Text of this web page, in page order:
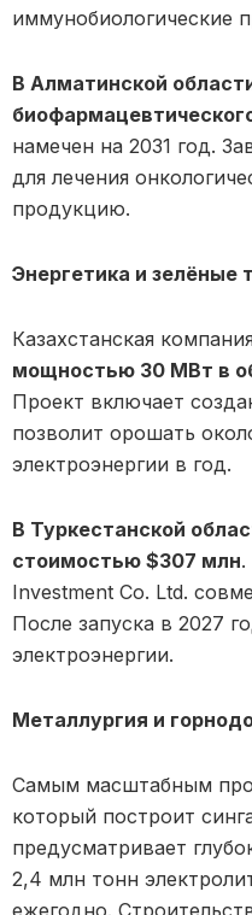
иммунобиологические
В Алматинской
намечен на 2031 год.
для лечения
продукцию.
Энергетика и зелёные
Казахстанская
мощностью 30 МВт в
Проект включает
позволит орошать
электроэнергии в год.
В Туркестанской
стоимостью $307 млн.
Investment Co. Ltd.
После запуска в 2027
электроэнергии.
Металлургия и
Самым масштабным
который построит
предусматривает
2,4 млн тонн
ежегодно.